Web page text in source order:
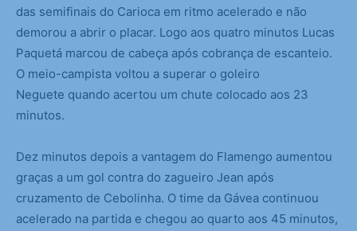
das semifinais do Carioca em ritmo acelerado e não
demorou a abrir o placar. Logo aos quatro minutos Lucas
Paquetá marcou de cabeça após cobrança de escanteio.
O meio-campista voltou a superar o goleiro
Neguete quando acertou um chute colocado aos 23
minutos.
Dez minutos depois a vantagem do Flamengo aumentou
graças a um gol contra do zagueiro Jean após
cruzamento de Cebolinha. O time da Gávea continuou
acelerado na partida e chegou ao quarto aos 45 minutos,